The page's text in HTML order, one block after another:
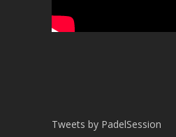
Tweets by PadelSession